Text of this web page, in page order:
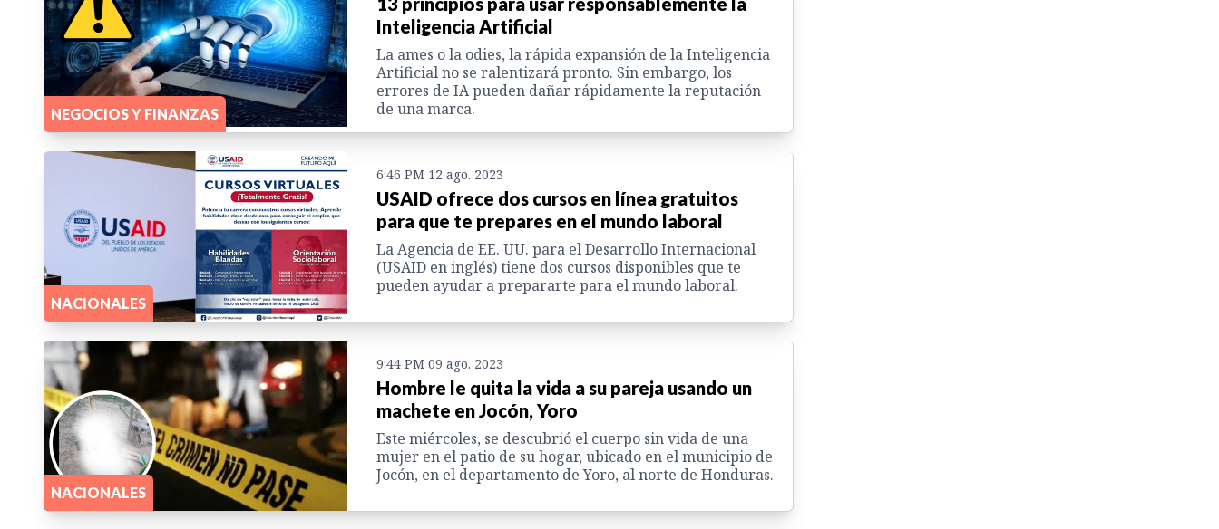
NEGOCIOS Y FINANZAS
Inteligencia Artificial
La ames o la odies, la rápida expansión de la Inteligencia
Artificial no se ralentizará pronto. Sin embargo, los
errores de IA pueden dañar rápidamente la reputación
de una marca.
NACIONALES
6:46 PM 12 ago. 2023
USAID ofrece dos cursos en línea gratuitos
para que te prepares en el mundo laboral
La Agencia de EE. UU. para el Desarrollo Internacional
(USAID en inglés) tiene dos cursos disponibles que te
pueden ayudar a prepararte para el mundo laboral.
NACIONALES
9:44 PM 09 ago. 2023
Hombre le quita la vida a su pareja usando un
machete en Jocón, Yoro
Este miércoles, se descubrió el cuerpo sin vida de una
mujer en el patio de su hogar, ubicado en el municipio de
Jocón, en el departamento de Yoro, al norte de Honduras.